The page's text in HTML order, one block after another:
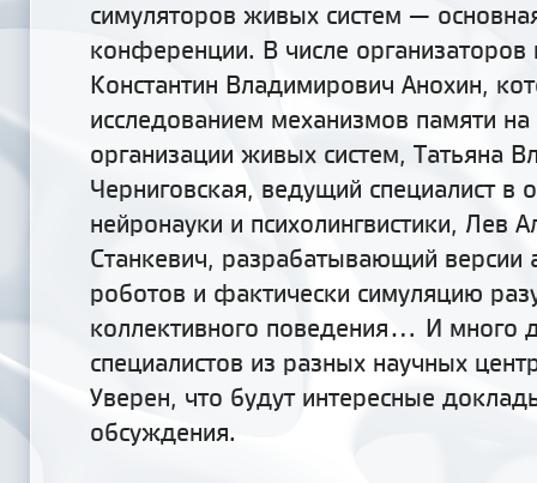
симуляторов живых систем —
конференции. В числе организаторов
Константин Владимирович Анохин,
исследованием механизмов памяти
организации живых систем, Татьяна
Черниговская, ведущий специалист в
нейронауки и психолингвистики, Лев
Станкевич, разрабатывающий
роботов и фактически симуляцию
коллективного поведения... И много
специалистов из разных научных
Уверен, что будут интересные
обсуждения.